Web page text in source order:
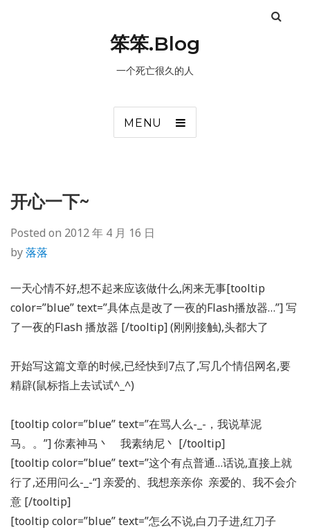
笨笨.Blog
一个死亡很久的人
MENU
开心一下~
Posted on 2012 年 4 月 16 日
by落落
一天心情不好,想不起来应该做什么,闲来无事[tooltip
color=”blue” text=”具体点是改了一夜的Flash播放器…”] 写
了一夜的Flash 播放器 [/tooltip] (刚刚接触),头都大了
开始写这篇文章的时候,已经快到7点了,写几个情侣网名,要
精辟(鼠标指上去试试^_^)
[tooltip color=”blue” text=”在骂人么-_-，我说草泥
马。。”] 你素神马丶 我素纳尼丶 [/tooltip]
[tooltip color=”blue” text=”这个有点普通…话说,直接上就
行了,还用问么-_-“] 亲爱的、我想亲亲你 亲爱的、我不会介
意 [/tooltip]
[tooltip color=”blue” text=”怎么不说,白刀子进,红刀子